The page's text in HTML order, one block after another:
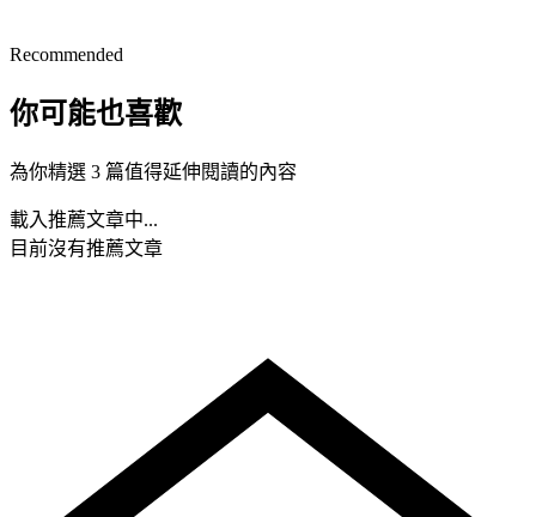
Recommended
你可能也喜歡
為你精選 3 篇值得延伸閱讀的內容
載入推薦文章中...
目前沒有推薦文章